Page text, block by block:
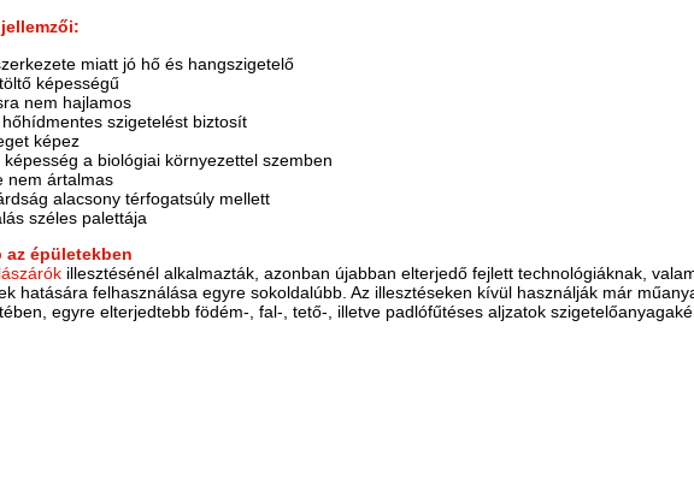
miatt jó hő és hangszigetelő
képességű
nem hajlamos
szigetelést biztosít
képez
képesség a biológiai környezettel szemben
nem ártalmas
alacsony térfogatsúly mellett
széles palettája
az épületekben
illesztésénél alkalmazták, azonban újabban elterjedő fejlett technológiáknak,
hatására felhasználása egyre sokoldalúbb. Az illesztéseken kívül használják már
egyre elterjedtebb födém-, fal-, tető-, illetve padlófűtéses aljzatok